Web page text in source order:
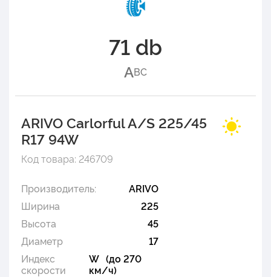
71 db
ABC
ARIVO Carlorful A/S 225/45
R17 94W
Код товара: 246709
Производитель:
ARIVO
Ширина
225
Высота
45
Диаметр
17
Индекс
скорости
W (до 270
км/ч)